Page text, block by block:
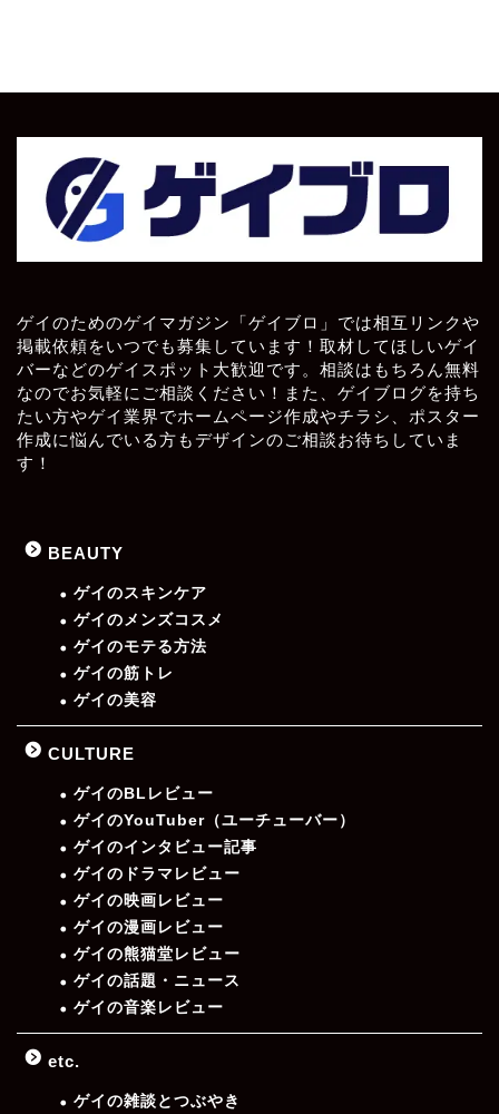
ゲイのためのゲイマガジン「ゲイブロ」では相互リンクや
掲載依頼をいつでも募集しています！取材してほしいゲイ
バーなどのゲイスポット大歓迎です。相談はもちろん無料
なのでお気軽にご相談ください！また、ゲイブログを持ち
たい方やゲイ業界でホームページ作成やチラシ、ポスター
作成に悩んでいる方もデザインのご相談お待ちしていま
す！
BEAUTY
ゲイのスキンケア
ゲイのメンズコスメ
ゲイのモテる方法
ゲイの筋トレ
ゲイの美容
CULTURE
ゲイのBLレビュー
ゲイのYouTuber（ユーチューバー）
ゲイのインタビュー記事
ゲイのドラマレビュー
ゲイの映画レビュー
ゲイの漫画レビュー
ゲイの熊猫堂レビュー
ゲイの話題・ニュース
ゲイの音楽レビュー
etc.
ゲイの雑談とつぶやき